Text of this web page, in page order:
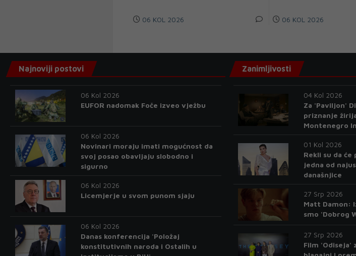
06 KOL 2026 06 KOL 2026
Najnoviji postovi
06 Kol 2026
EUFOR nadomak Foče izveo vježbu
06 Kol 2026
Novinari moraju imati mogućnost da
svoj posao obavljaju slobodno i
sigurno
06 Kol 2026
Licemjerje u svom punom sjaju
06 Kol 2026
Danas konferencija 'Položaj
konstitutivnih naroda i Ostalih u
Zanimljivosti
04 Kol 2026
Za 'Paviljon'
priznanje
Montenegro
01 Kol 2026
Rekli su da
jedna od
današnjice
27 Srp 2026
Matt Damon:
smo 'Dobrog
27 Srp 2026
Film 'Odiseja'